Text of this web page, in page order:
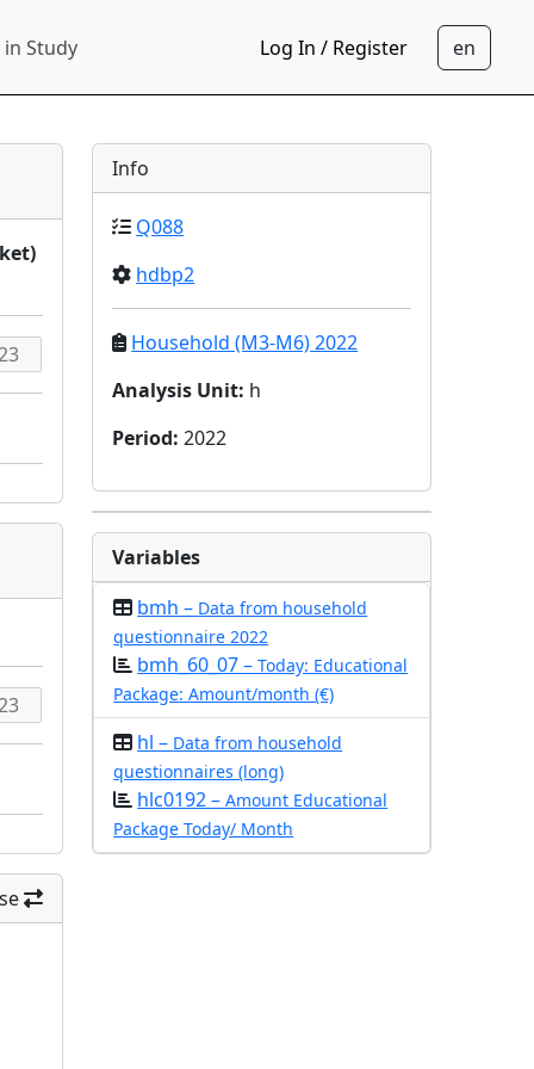
in Study Log In / Register
Info
Q088
hdbp2
Household (M3-M6) 2022
Analysis Unit: h
Period:2022
Variables
bmh – Data from household
questionnaire 2022
bmh_60_07 –Today: Educational
Package: Amount/month (€)
hl – Data from household
questionnaires (long)
hlc0192 –Amount Educational
Package Today/ Month